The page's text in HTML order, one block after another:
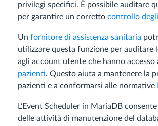
privilegi specifici. È possibile auditare
per garantire un corretto controllo
Un fornitore di assistenza sanitaria
utilizzare questa funzione per auditare
agli account utente che hanno accesso
pazienti. Questo aiuta a mantenere la
pazienti e a conformarsi alle normative
L’Event Scheduler in MariaDB
delle attività di manutenzione del